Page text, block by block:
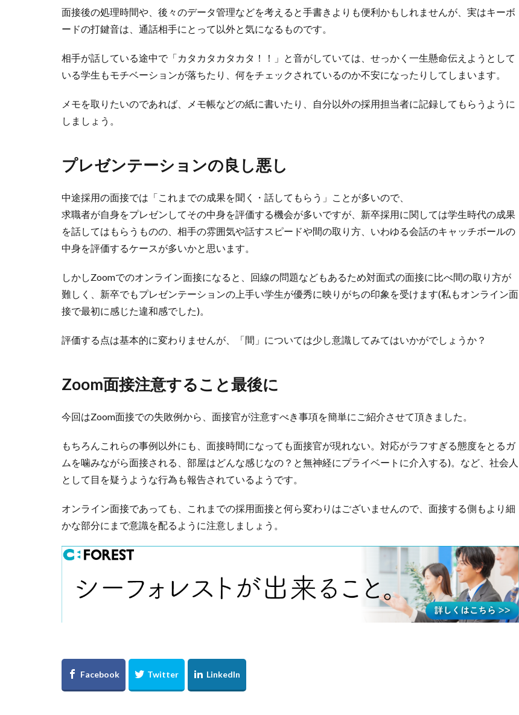
面接後の処理時間や、後々のデータ管理などを考えると手書きよりも便利かもしれませんが、実はキーボ
ードの打鍵音は、通話相手にとって以外と気になるものです。
相手が話している途中で「カタカタカタカタ！！」と音がしていては、せっかく一生懸命伝えようとして
いる学生もモチベーションが落ちたり、何をチェックされているのか不安になったりしてしまいます。
メモを取りたいのであれば、メモ帳などの紙に書いたり、自分以外の採用担当者に記録してもらうように
しましょう。
プレゼンテーションの良し悪し
中途採用の面接では「これまでの成果を聞く・話してもらう」ことが多いので、
求職者が自身をプレゼンしてその中身を評価する機会が多いですが、新卒採用に関しては学生時代の成果
を話してはもらうものの、相手の雰囲気や話すスピードや間の取り方、いわゆる会話のキャッチボールの
中身を評価するケースが多いかと思います。
しかしZoomでのオンライン面接になると、回線の問題などもあるため対面式の面接に比べ間の取り方が
難しく、新卒でもプレゼンテーションの上手い学生が優秀に映りがちの印象を受けます(私もオンライン面
接で最初に感じた違和感でした)。
評価する点は基本的に変わりませんが、「間」については少し意識してみてはいかがでしょうか？
Zoom面接注意すること最後に
今回はZoom面接での失敗例から、面接官が注意すべき事項を簡単にご紹介させて頂きました。
もちろんこれらの事例以外にも、面接時間になっても面接官が現れない。対応がラフすぎる態度をとるガ
ムを噛みながら面接される、部屋はどんな感じなの？と無神経にプライベートに介入する)。など、社会人
として目を疑うような行為も報告されているようです。
オンライン面接であっても、これまでの採用面接と何ら変わりはございませんので、面接する側もより細
かな部分にまで意識を配るように注意しましょう。